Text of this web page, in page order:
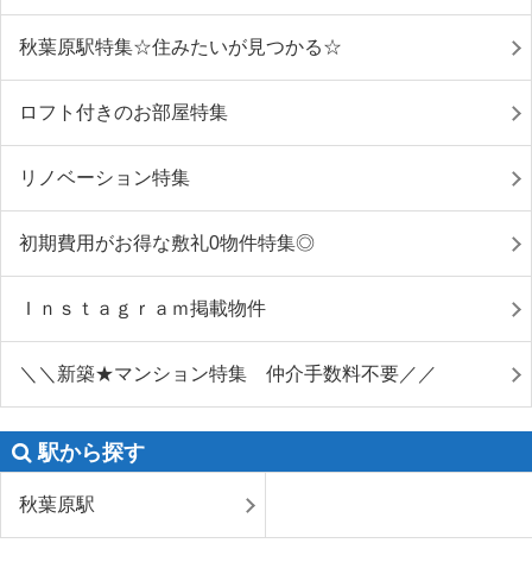
秋葉原駅特集☆住みたいが見つかる☆
ロフト付きのお部屋特集
リノベーション特集
初期費用がお得な敷礼0物件特集◎
Ｉｎｓｔａｇｒａｍ掲載物件
＼＼新築★マンション特集 仲介手数料不要／／
駅から探す
秋葉原駅